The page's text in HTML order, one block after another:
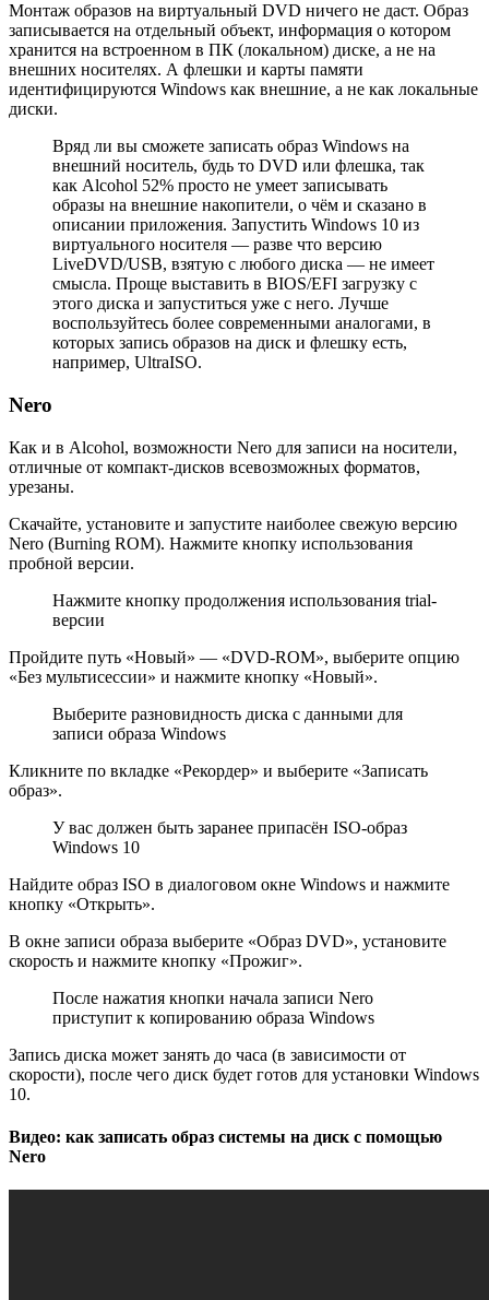
Монтаж образов на виртуальный DVD ничего не даст. Образ
записывается на отдельный объект, информация о котором
хранится на встроенном в ПК (локальном) диске, а не на
внешних носителях. А флешки и карты памяти
идентифицируются Windows как внешние, а не как локальные
диски.
Вряд ли вы сможете записать образ Windows на
внешний носитель, будь то DVD или флешка, так
как Alcohol 52% просто не умеет записывать
образы на внешние накопители, о чём и сказано в
описании приложения. Запустить Windows 10 из
виртуального носителя — разве что версию
LiveDVD/USB, взятую с любого диска — не имеет
смысла. Проще выставить в BIOS/EFI загрузку с
этого диска и запуститься уже с него. Лучше
воспользуйтесь более современными аналогами, в
которых запись образов на диск и флешку есть,
например, UltraISO.
Nero
Как и в Alcohol, возможности Nero для записи на носители,
отличные от компакт-дисков всевозможных форматов,
урезаны.
Скачайте, установите и запустите наиболее свежую версию
Nero (Burning ROM). Нажмите кнопку использования
пробной версии.
Нажмите кнопку продолжения использования trial-
версии
Пройдите путь «Новый» — «DVD-ROM», выберите опцию
«Без мультисессии» и нажмите кнопку «Новый».
Выберите разновидность диска с данными для
записи образа Windows
Кликните по вкладке «Рекордер» и выберите «Записать
образ».
У вас должен быть заранее припасён ISO-образ
Windows 10
Найдите образ ISO в диалоговом окне Windows и нажмите
кнопку «Открыть».
В окне записи образа выберите «Образ DVD», установите
скорость и нажмите кнопку «Прожиг».
После нажатия кнопки начала записи Nero
приступит к копированию образа Windows
Запись диска может занять до часа (в зависимости от
скорости), после чего диск будет готов для установки Windows
10.
Видео: как записать образ системы на диск с помощью
Nero